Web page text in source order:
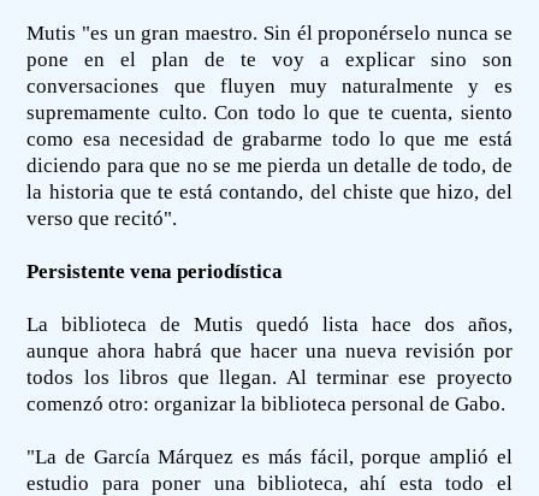
Mutis "es un gran maestro. Sin él proponérselo nunca se
pone en el plan de te voy a explicar sino son
conversaciones que fluyen muy naturalmente y es
supremamente culto. Con todo lo que te cuenta, siento
como esa necesidad de grabarme todo lo que me está
diciendo para que no se me pierda un detalle de todo, de
la historia que te está contando, del chiste que hizo, del
verso que recitó".
Persistente vena periodística
La biblioteca de Mutis quedó lista hace dos años,
aunque ahora habrá que hacer una nueva revisión por
todos los libros que llegan. Al terminar ese proyecto
comenzó otro: organizar la biblioteca personal de Gabo.
"La de García Márquez es más fácil, porque amplió el
estudio para poner una biblioteca, ahí esta todo el